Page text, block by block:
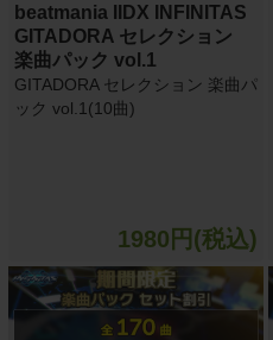
beatmania IIDX INFINITAS
GITADORA セレクション
楽曲パック vol.1
GITADORA セレクション 楽曲パ
ック vol.1(10曲)
1980円(税込)